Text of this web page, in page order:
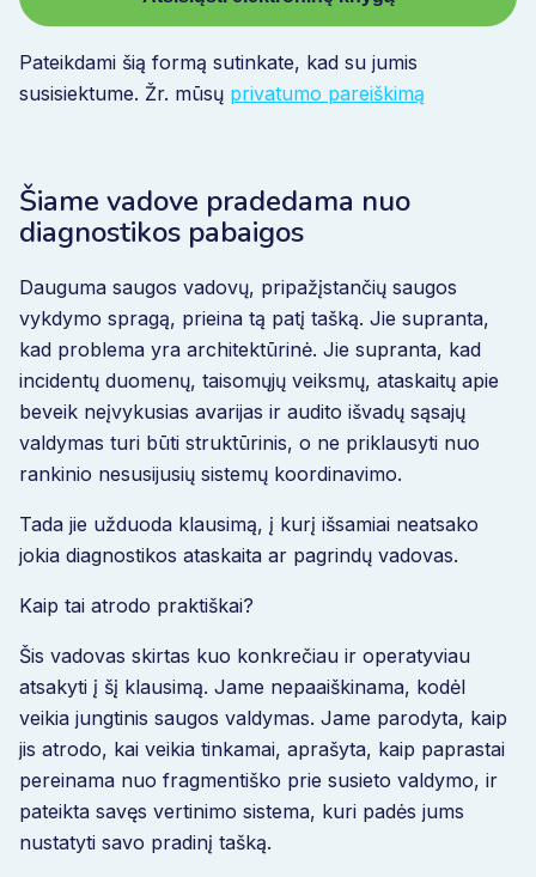
Pateikdami šią formą sutinkate, kad su jumis
susisiektume. Žr. mūsų privatumo pareiškimą
Šiame vadove pradedama nuo
diagnostikos pabaigos
Dauguma saugos vadovų, pripažįstančių saugos
vykdymo spragą, prieina tą patį tašką. Jie supranta,
kad problema yra architektūrinė. Jie supranta, kad
incidentų duomenų, taisomųjų veiksmų, ataskaitų apie
beveik neįvykusias avarijas ir audito išvadų sąsajų
valdymas turi būti struktūrinis, o ne priklausyti nuo
rankinio nesusijusių sistemų koordinavimo.
Tada jie užduoda klausimą, į kurį išsamiai neatsako
jokia diagnostikos ataskaita ar pagrindų vadovas.
Kaip tai atrodo praktiškai?
Šis vadovas skirtas kuo konkrečiau ir operatyviau
atsakyti į šį klausimą. Jame nepaaiškinama, kodėl
veikia jungtinis saugos valdymas. Jame parodyta, kaip
jis atrodo, kai veikia tinkamai, aprašyta, kaip paprastai
pereinama nuo fragmentiško prie susieto valdymo, ir
pateikta savęs vertinimo sistema, kuri padės jums
nustatyti savo pradinį tašką.